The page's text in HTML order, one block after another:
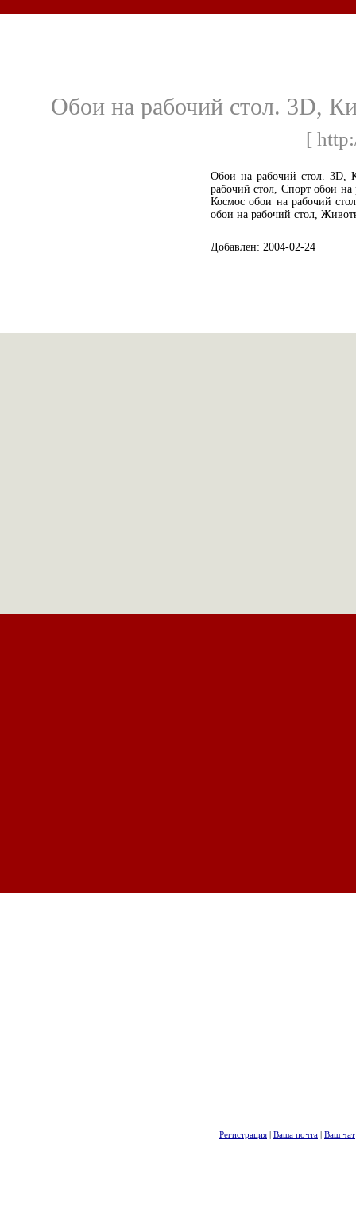
Обои на рабочий стол. 3D,
[
Обои на рабочий стол. 3D,
рабочий стол, Спорт обои
Космос обои на рабочий
обои на рабочий стол,
Добавлен: 2004-02-24
Регистрация | Ваша почта | Ваш чат